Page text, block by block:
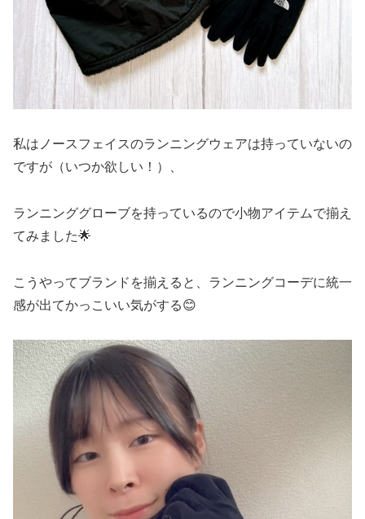
私はノースフェイスのランニングウェアは持っていないの
ですが（いつか欲しい！）、
ランニンググローブを持っているので小物アイテムで揃え
てみました🌟
こうやってブランドを揃えると、ランニングコーデに統一
感が出てかっこいい気がする😊